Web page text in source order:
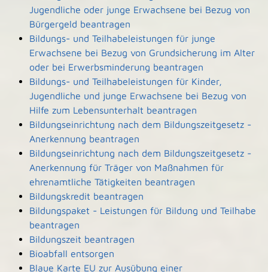
Jugendliche oder junge Erwachsene bei Bezug von
Bürgergeld beantragen
Bildungs- und Teilhabeleistungen für junge
Erwachsene bei Bezug von Grundsicherung im Alter
oder bei Erwerbsminderung beantragen
Bildungs- und Teilhabeleistungen für Kinder,
Jugendliche und junge Erwachsene bei Bezug von
Hilfe zum Lebensunterhalt beantragen
Bildungseinrichtung nach dem Bildungszeitgesetz -
Anerkennung beantragen
Bildungseinrichtung nach dem Bildungszeitgesetz -
Anerkennung für Träger von Maßnahmen für
ehrenamtliche Tätigkeiten beantragen
Bildungskredit beantragen
Bildungspaket - Leistungen für Bildung und Teilhabe
beantragen
Bildungszeit beantragen
Bioabfall entsorgen
Blaue Karte EU zur Ausübung einer